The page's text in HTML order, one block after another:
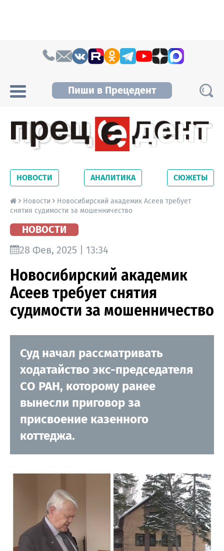
Пиши в Прецедент
Новосибирской области. Читайте свежие
новости на сайте сетевого издания
Precedent.
НОВОСТИ АНАЛИТИКА СЮЖЕТЫ
Новости
Новосибирский академик Асеев требует
снятия судимости за мошенничество
НОВОСТИ
28 Фев, 2025 | 13:34
Новосибирский академик
Асеев требует снятия
судимости за мошенничество
Суд начал рассматривать
ходатайство экс-председателя
СО РАН, которому ранее
вынесли приговор за
присвоение казенного
коттеджа.